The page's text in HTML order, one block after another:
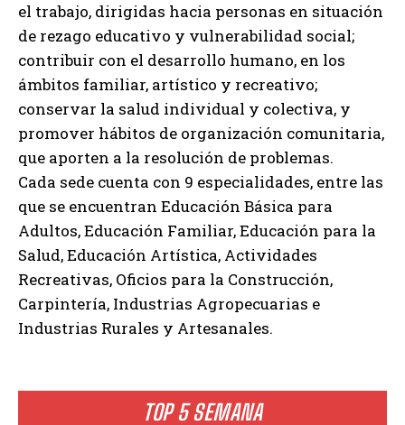
TOP 5 SEMANA
el trabajo, dirigidas hacia personas en situación
de rezago educativo y vulnerabilidad social;
contribuir con el desarrollo humano, en los
ámbitos familiar, artístico y recreativo;
conservar la salud individual y colectiva, y
promover hábitos de organización comunitaria,
que aporten a la resolución de problemas.
Cada sede cuenta con 9 especialidades, entre las
que se encuentran Educación Básica para
Adultos, Educación Familiar, Educación para la
Salud, Educación Artística, Actividades
Recreativas, Oficios para la Construcción,
Carpintería, Industrias Agropecuarias e
Industrias Rurales y Artesanales.